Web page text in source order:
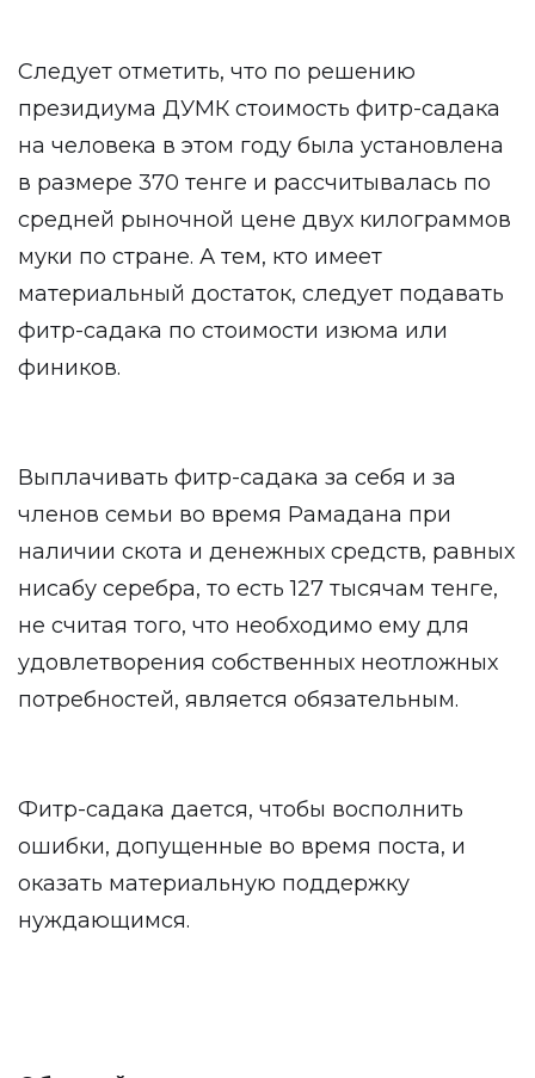
Следует отметить, что по решению
президиума ДУМК стоимость фитр-садака
на человека в этом году была установлена
в размере 370 тенге и рассчитывалась по
средней рыночной цене двух килограммов
муки по стране. А тем, кто имеет
материальный достаток, следует подавать
фитр-садака по стоимости изюма или
фиников.
Выплачивать фитр-садака за себя и за
членов семьи во время Рамадана при
наличии скота и денежных средств, равных
нисабу серебра, то есть 127 тысячам тенге,
не считая того, что необходимо ему для
удовлетворения собственных неотложных
потребностей, является обязательным.
Фитр-садака дается, чтобы восполнить
ошибки, допущенные во время поста, и
оказать материальную поддержку
нуждающимся.